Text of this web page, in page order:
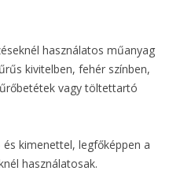
használatos műanyag
kivitelben, fehér színben,
vagy töltettartó
kimenettel, legfőképpen a
használatosak.